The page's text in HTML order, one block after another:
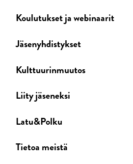
Koulutukset ja webinaarit
Jäsenyhdistykset
Kulttuurinmuutos
Liity jäseneksi
Latu&Polku
Tietoa meistä